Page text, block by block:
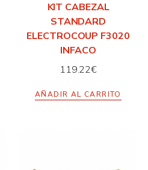
KIT CABEZAL
STANDARD
ELECTROCOUP F3020
INFACO
119.22€
AÑADIR AL CARRITO